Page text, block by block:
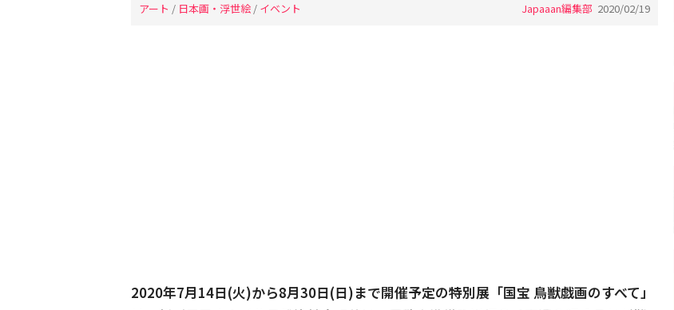
アート / 日本画・浮世絵 / イベント Japaaan編集部 2020/02/19
2020年7月14日(火)から8月30日(日)まで開催予定の特別展「国宝 鳥獣戯画のすべて」